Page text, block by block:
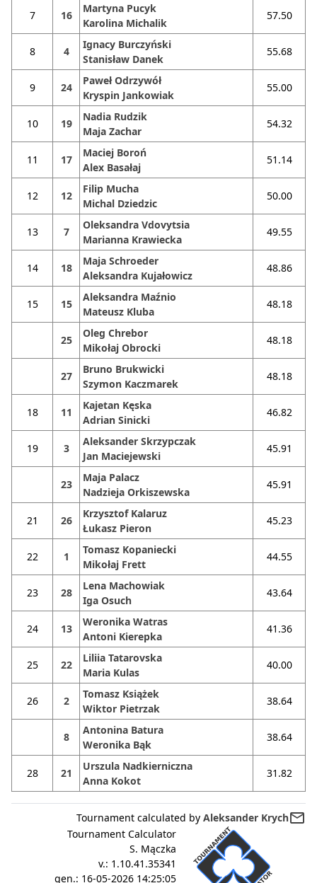
7 16
Martyna Pucyk
Karolina Michalik
57.50
8 4
Ignacy Burczyński
Stanisław Danek
55.68
9 24
Paweł Odrzywół
Kryspin Jankowiak
55.00
10 19
Nadia Rudzik
Maja Zachar
54.32
11 17
Maciej Boroń
Alex Basałaj
51.14
12 12
Filip Mucha
Michal Dziedzic
50.00
13 7
Oleksandra Vdovytsia
Marianna Krawiecka
49.55
14 18
Maja Schroeder
Aleksandra Kujałowicz
48.86
15 15
Aleksandra Maźnio
Mateusz Kluba
48.18
25
Oleg Chrebor
Mikołaj Obrocki
48.18
27
Bruno Brukwicki
Szymon Kaczmarek
48.18
18 11
Kajetan Kęska
Adrian Sinicki
46.82
19 3
Aleksander Skrzypczak
Jan Maciejewski
45.91
23
Maja Palacz
Nadzieja Orkiszewska
45.91
21 26
Krzysztof Kalaruz
Łukasz Pieron
45.23
22 1
Tomasz Kopaniecki
Mikołaj Frett
44.55
23 28
Lena Machowiak
Iga Osuch
43.64
24 13
Weronika Watras
Antoni Kierepka
41.36
25 22
Liliia Tatarovska
Maria Kulas
40.00
26 2
Tomasz Książek
Wiktor Pietrzak
38.64
8
Antonina Batura
Weronika Bąk
38.64
28 21
Urszula Nadkierniczna
Anna Kokot
31.82
Tournament calculated by Aleksander Krychmail_outline
Tournament Calculator
S. Mączka
v.: 1.10.41.35341
gen.: 16-05-2026 14:25:05